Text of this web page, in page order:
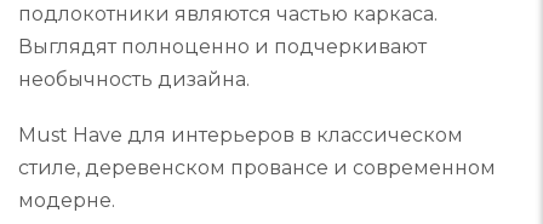
подлокотники являются частью каркаса.
Выглядят полноценно и подчеркивают
необычность дизайна.
Must Have для интерьеров в классическом
стиле, деревенском провансе и современном
модерне.